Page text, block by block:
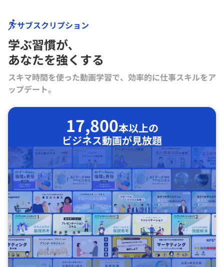
サブスクリプション
学ぶ習慣が､
あなたを強くする
スキマ時間を使った動画学習で、効率的に仕事スキルをア
ップデート。
17,800本以上の
ビジネス動画が見放題